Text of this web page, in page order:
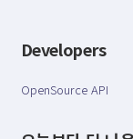
Developers
OpenSource API